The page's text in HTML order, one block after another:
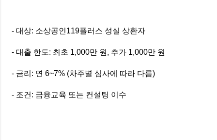
- 대상: 소상공인119플러스 성실 상환자
- 대출 한도: 최초 1,000만 원, 추가 1,000만 원
- 금리: 연 6~7% (차주별 심사에 따라 다름)
- 조건: 금융교육 또는 컨설팅 이수